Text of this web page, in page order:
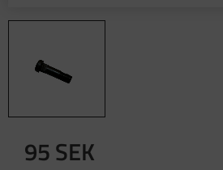
95SEK